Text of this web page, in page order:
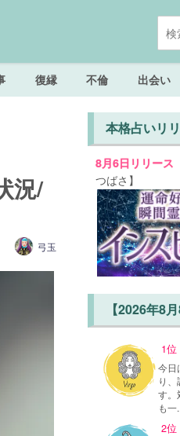
復縁 不倫 出会い
況/
弓玉
本格占いリ
8月6日リリース
つばさ】
【2026年8
1位
今日
り
す。
も一
2位